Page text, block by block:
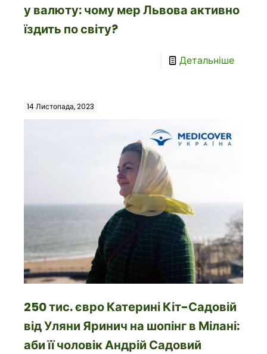
у валюту: чому мер Львова активно
їздить по світу?
Детальніше
14 Листопада, 2023
250 тис. євро Катерині Кіт-Садовій
від Уляни Яринич на шопінг в Мілані:
аби її чоловік Андрій Садовий